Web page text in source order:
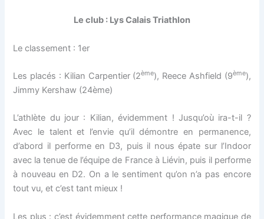
Le club : Lys Calais Triathlon
Le classement : 1er
Les placés : Kilian Carpentier (2ème), Reece Ashfield (9ème),
Jimmy Kershaw (24ème)
L’athlète du jour : Kilian, évidemment ! Jusqu’où ira-t-il ?
Avec le talent et l’envie qu’il démontre en permanence,
d’abord il performe en D3, puis il nous épate sur l’Indoor
avec la tenue de l’équipe de France à Liévin, puis il performe
à nouveau en D2. On a le sentiment qu’on n’a pas encore
tout vu, et c’est tant mieux !
Les plus : c’est évidemment cette performance magique de